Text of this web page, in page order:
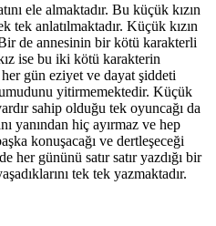
ele almaktadır. Bu küçük kızın
tek anlatılmaktadır. Küçük kızın
de annesinin bir kötü karakterli
ise bu iki kötü karakterin
gün eziyet ve dayat şiddeti
yitirmemektedir. Küçük
sahip olduğu tek oyuncağı da
yanından hiç ayırmaz ve hep
konuşacağı ve dertleşeceği
her gününü satır satır yazdığı bir
tek tek yazmaktadır.